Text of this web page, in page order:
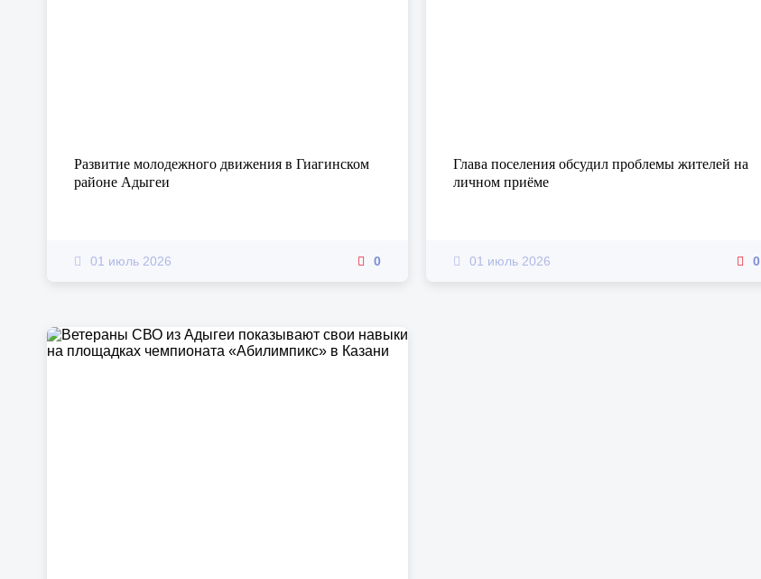
Развитие молодежного движения в Гиагинском
районе Адыгеи
01 июль 2026 0
Глава поселения обсудил проблемы жителей на
личном приёме
01 июль 2026 0